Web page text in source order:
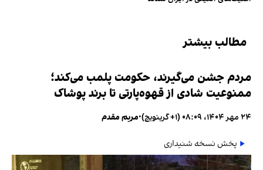
مطالب بیشتر
مردم جشن می‌گیرند، حکومت پلمب می‌کند؛
ممنوعیت شادی از قهوه‌پارتی تا برند پوشاک
۲۴ مهر ۱۴۰۴، ۰۸:۰۹ (‎+۱ گرینویچ) •مریم مقدم
پخش نسخه شنیداری